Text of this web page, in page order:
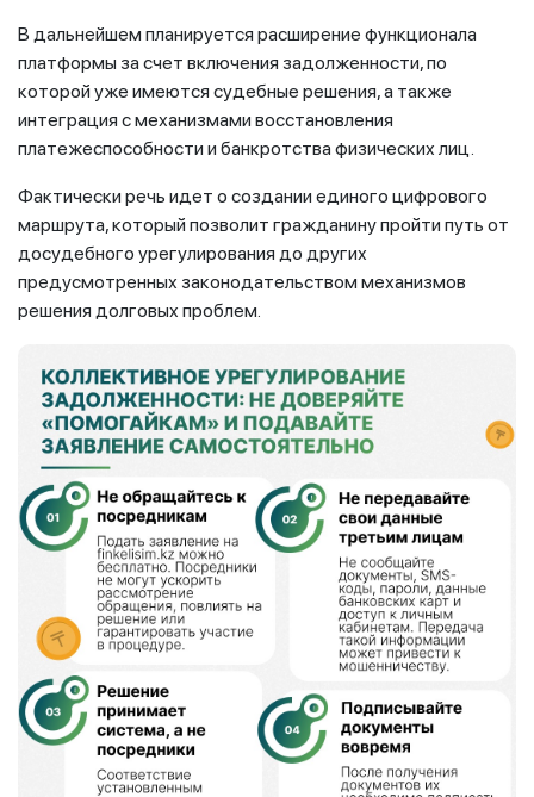
В дальнейшем планируется расширение функционала
платформы за счет включения задолженности, по
которой уже имеются судебные решения, а также
интеграция с механизмами восстановления
платежеспособности и банкротства физических лиц.
Фактически речь идет о создании единого цифрового
маршрута, который позволит гражданину пройти путь от
досудебного урегулирования до других
предусмотренных законодательством механизмов
решения долговых проблем.